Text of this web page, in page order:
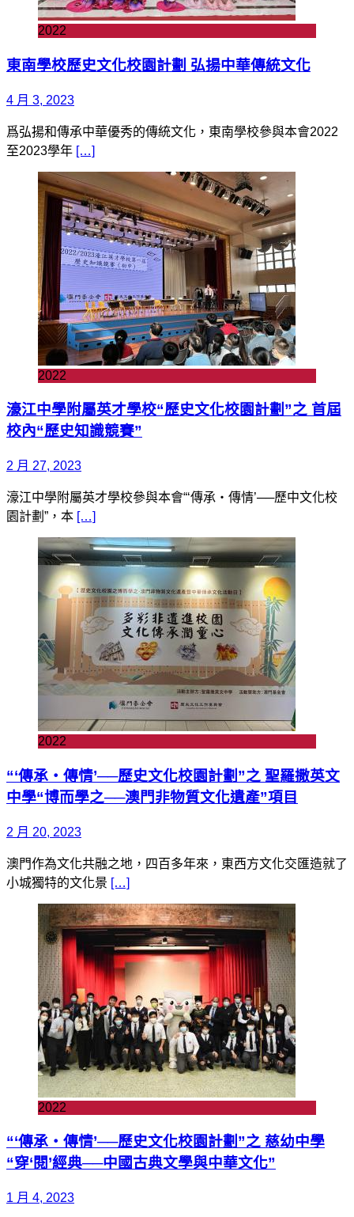
2022
東南學校歷史文化校園計劃 弘揚中華傳統文化
4 月 3, 2023
爲弘揚和傳承中華優秀的傳統文化，東南學校參與本會2022
至2023學年 […]
2022
濠江中學附屬英才學校“歷史文化校園計劃”之 首屆
校內“歷史知識競賽”
2 月 27, 2023
濠江中學附屬英才學校參與本會“‘傳承‧傳情’──歷中文化校
園計劃”，本 […]
2022
“‘傳承‧傳情’──歷史文化校園計劃”之 聖羅撒英文
中學“博而學之──澳門非物質文化遺產”項目
2 月 20, 2023
澳門作為文化共融之地，四百多年來，東西方文化交匯造就了
小城獨特的文化景 […]
2022
“‘傳承‧傳情’──歷史文化校園計劃”之 慈幼中學
“穿‘閱’經典──中國古典文學與中華文化”
1 月 4, 2023